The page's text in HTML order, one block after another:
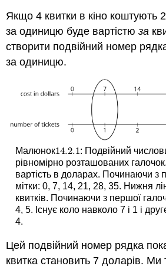
Якщо 4 квитки в кіно коштують
за одиницю буде вартістюза
створити подвійний номер
за одиницю.
Малюнок14.2.1
14.2.1: Подвійний
рівномірно розташованих
вартість в доларах. Починаючи з
мітки: 0, 7, 14, 21, 28, 35. Нижня
квитків. Починаючи з першої
4, 5. Існує коло навколо 7 і 1 і
4.
Цей подвійний номер рядка
квитка становить 7 доларів.